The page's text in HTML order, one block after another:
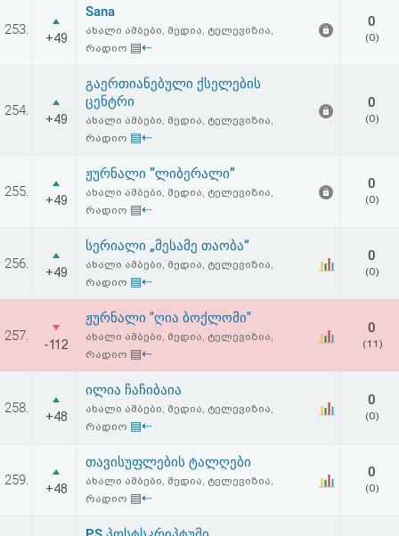
253.
+49
Sana
ახალი ამბები, მედია, ტელევიზია,
რადიო ▤⇠
0
(0)
254.
+49
გაერთიანებული ქსელების
ცენტრი
ახალი ამბები, მედია, ტელევიზია,
რადიო ▤⇠
0
(0)
255.
+49
ჟურნალი ”ლიბერალი”
ახალი ამბები, მედია, ტელევიზია,
რადიო ▤⇠
0
(0)
256.
+49
სერიალი „მესამე თაობა“
ახალი ამბები, მედია, ტელევიზია,
რადიო ▤⇠
0
(0)
257.
-112
ჟურნალი "ღია ბოქლომი"
ახალი ამბები, მედია, ტელევიზია,
რადიო ▤⇠
0
(11)
258.
+48
ილია ჩაჩიბაია
ახალი ამბები, მედია, ტელევიზია,
რადიო ▤⇠
0
(0)
259.
+48
თავისუფლების ტალღები
ახალი ამბები, მედია, ტელევიზია,
რადიო ▤⇠
0
(0)